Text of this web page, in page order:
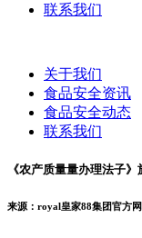
联系我们
关于我们
食品安全资讯
食品安全动态
联系我们
《农产质量量办理法子
来源：royal皇家88集团官方